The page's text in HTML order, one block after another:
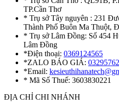
TP.Cần Thơ
* Trụ sở Tây nguyên : 231
Thành Phố Buôn Ma Thuột,
* Trụ sở Lâm Đồng: Số 454
Lâm Đồng
*Điện thoại: 0369124565
*ZALO BÁO GIÁ:
*Email:
* Mã Số Thuế: 3603830221
ĐỊA CHỈ CHI NHÁNH